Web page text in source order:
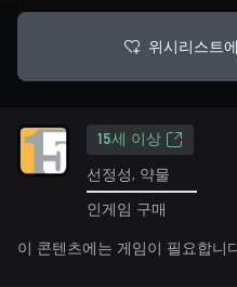
위시리스트
15세 이상
선정성, 약물
인게임 구매
이 콘텐츠에는 게임이 필요합니